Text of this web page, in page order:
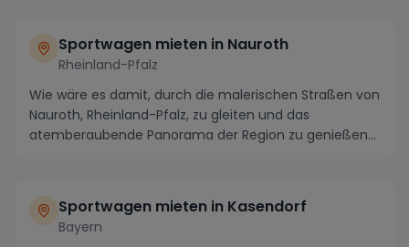
Sportwagen mieten in Nauroth
Rheinland-Pfalz
Wie wäre es damit, durch die malerischen Straßen von
Nauroth, Rheinland-Pfalz, zu gleiten und das
atemberaubende Panorama der Region zu genießen?
Sportwagen mieten in Kasendorf
Bayern